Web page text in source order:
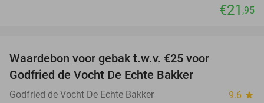
€21 ,95
Waardebon voor gebak t.w.v. €25 voor
Godfried de Vocht De Echte Bakker
Godfried de Vocht De Echte Bakker 9.6 star